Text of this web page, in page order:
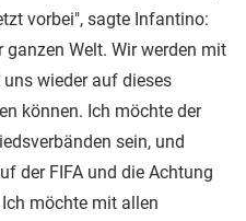
vorbei", sagte Infantino:
ganzen Welt. Wir werden mit
wieder auf dieses
können. Ich möchte der
sein, und
der FIFA und die Achtung
möchte mit allen